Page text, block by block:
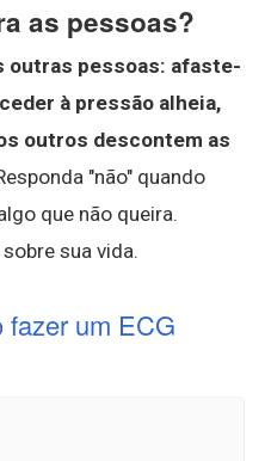
as pessoas?
outras pessoas: afaste-
à pressão alheia,
outros descontem as
"não" quando
que não queira.
sua vida.
fazer um ECG